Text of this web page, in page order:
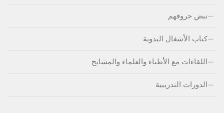
نبض حروفهم
كتاب الأشغال اليدوية
اللقاءات مع الأطباء والعلماء والمشايخ
الدورات التدريبية